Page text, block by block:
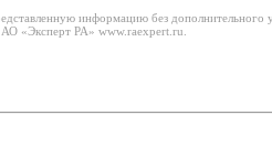
информацию без
«Эксперт РА» www.raexpert.ru.